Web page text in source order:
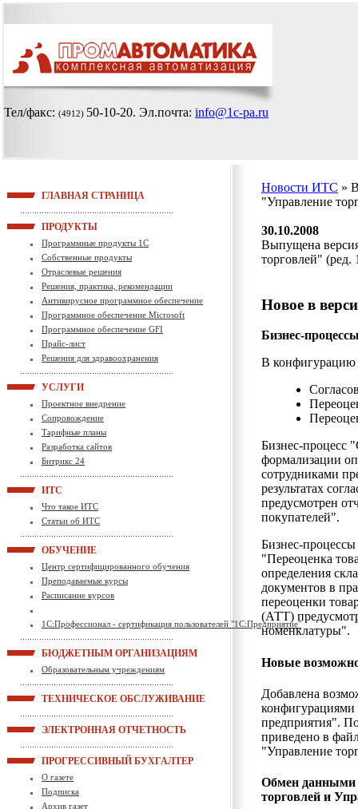
Тел/факс: (4912) 50-10-20. Эл.почта: info@1c-pa.ru
ГЛАВНАЯ СТРАНИЦА
ПРОДУКТЫ
Программные продукты 1С
Собственные продукты
Отраслевые решения
Решения, практика, рекомендации
Антивирусное программное обеспечение
Программное обеспечение Microsoft
Программное обеспечение GFI
Прайс-лист
Решения для здравоохранения
УСЛУГИ
Проектное внедрение
Сопровождение
Тарифные планы
Разработка сайтов
Битрикс 24
ИТС
Что такое ИТС
Статьи об ИТС
ОБУЧЕНИЕ
Центр сертифицированного обучения
Преподаваемые курсы
Расписание курсов
1С:Профессионал - сертификация пользователей "1С:Предприятие"
БЮДЖЕТНЫМ ОРГАНИЗАЦИЯМ
Образовательным учреждениям
ТЕХНИЧЕСКОЕ ОБСЛУЖИВАНИЕ
ЭЛЕКТРОННАЯ ОТЧЕТНОСТЬ
ПРОГРЕССИВНЫЙ БУХГАЛТЕР
О газете
Подписка
Архив газет
Новости ИТС »
"Управление
30.10.2008
Выпущена
торговлей"
Новое в
Бизнес-
В конфигурацию
Бизнес-процесс
формализации
сотрудниками
результатах
предусмотрен
покупателей".
Бизнес-
"Переоценка
определения
документов в
переоценки
(АТТ)
номенклатуры".
Новые
Добавлена
конфигурациями
предприятия".
приведено в
"Управление
Обмен данными
торговлей и